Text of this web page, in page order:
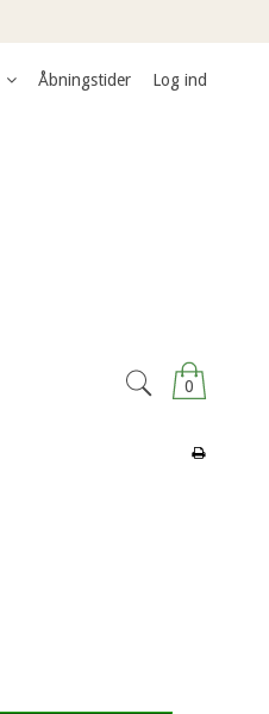
Åbningstider Log ind
0